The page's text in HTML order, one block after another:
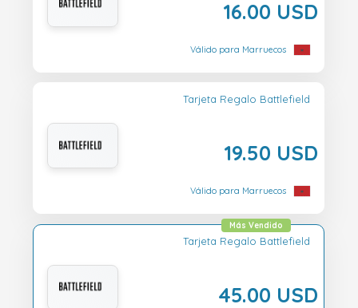
16.00 USD
Válido para Marruecos
Tarjeta Regalo Battlefield
19.50 USD
Válido para Marruecos
Tarjeta Regalo Battlefield
45.00 USD
Más Vendido